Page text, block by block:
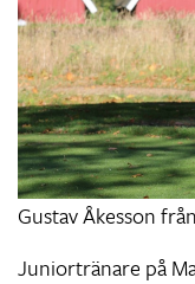
Gustav Åkesson
Juniortränare på